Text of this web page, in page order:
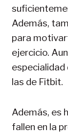
Además,
para
ejercicio.
especialidad
las de Fitbit.
Además, es
fallen en la